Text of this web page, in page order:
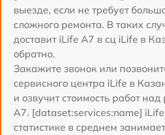
выезде, если не требует
сложного ремонта. В таких
доставит iLife A7 в сц iLife в
обратно.
Закажите звонок или
сервисного центра iLife в
и озвучит стоимость работ
A7. [dataset:services:name]
статистике в среднем